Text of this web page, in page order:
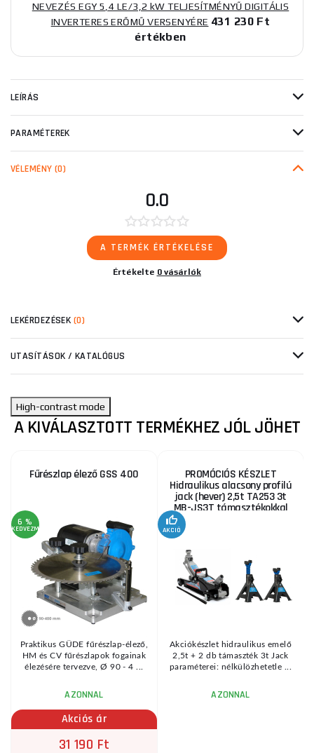
NEVEZÉS EGY 5,4 LE/3,2 kW TELJESÍTMÉNYŰ DIGITÁLIS
INVERTERES ERŐMŰ VERSENYÉRE 431 230 Ft
értékben
LEÍRÁS
PARAMÉTEREK
VÉLEMÉNY (0)
0.0
A TERMÉK ÉRTÉKELÉSE
Értékelte 0 vásárlók
LEKÉRDEZÉSEK (0)
UTASÍTÁSOK / KATALÓGUS
High-contrast mode
A KIVÁLASZTOTT TERMÉKHEZ JÓL JÖHET
Fűrészlap élező GSS 400
6 %
KEDVEZMÉNY
Praktikus GÜDE fűrészlap-élező,
HM és CV fűrészlapok fogainak
élezésére tervezve, Ø 90 - 4 ...
AZONNAL
Akciós ár
31 190 Ft
PROMÓCIÓS KÉSZLET
Hidraulikus alacsony profilú
jack (hever) 2,5t TA253 3t
MB-JS3T támasztékokkal
AKCIÓ
Akciókészlet hidraulikus emelő
2,5t + 2 db támaszték 3t Jack
paraméterei: nélkülözhetetle ...
AZONNAL